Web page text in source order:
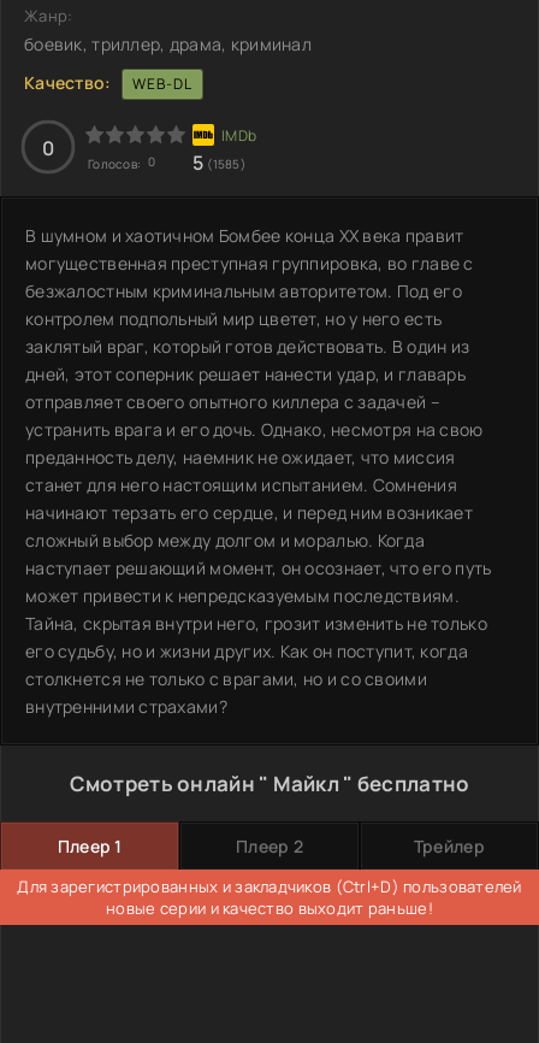
Жанр:
боевик, триллер, драма, криминал
Качество:
WEB-DL
0
Голосов: 0 5 (1585)
В шумном и хаотичном Бомбее конца XX века правит
могущественная преступная группировка, во главе с
безжалостным криминальным авторитетом. Под его
контролем подпольный мир цветет, но у него есть
заклятый враг, который готов действовать. В один из
дней, этот соперник решает нанести удар, и главарь
отправляет своего опытного киллера с задачей –
устранить врага и его дочь. Однако, несмотря на свою
преданность делу, наемник не ожидает, что миссия
станет для него настоящим испытанием. Сомнения
начинают терзать его сердце, и перед ним возникает
сложный выбор между долгом и моралью. Когда
наступает решающий момент, он осознает, что его путь
может привести к непредсказуемым последствиям.
Тайна, скрытая внутри него, грозит изменить не только
его судьбу, но и жизни других. Как он поступит, когда
столкнется не только с врагами, но и со своими
внутренними страхами?
Смотреть онлайн " Майкл " бесплатно
Плеер 1 Плеер 2 Трейлер
Для зарегистрированных и закладчиков (Ctrl+D) пользователей
новые серии и качество выходит раньше!